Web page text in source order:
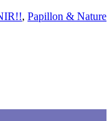
, Papillon & Nature